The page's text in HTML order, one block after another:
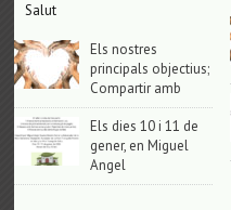
Salut
Els nostres
principals objectius;
Compartir amb
Els dies 10 i 11 de
gener, en Miguel
Angel